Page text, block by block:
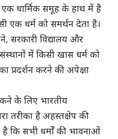
एक धार्मिक समूह के हाथ में है
एक धर्म को समर्थन देता है।
सरकारी विद्यालय और
में किसी खास धर्म को
प्रदर्शन करने की अपेक्षा
के लिए भारतीय
तरीका है अहस्तक्षेप की
कि सभी धर्मों की भावनाओं